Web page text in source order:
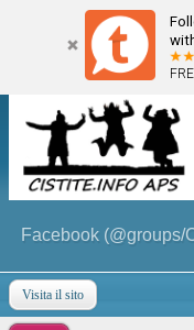
Facebook (@groups/
Visita il sito